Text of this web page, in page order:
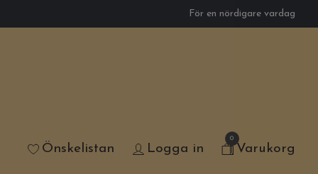
För en nördigare vardag
Önskelistan Logga in
0
Varukorg